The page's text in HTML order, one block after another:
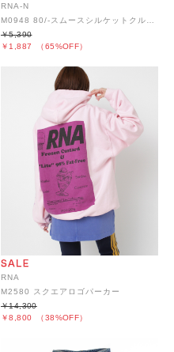
RNA-N
M0948 80/-スムースシルケットクルーネックTシャツ
￥1,887 （65%OFF）
￥5,390
RNA
M2580 スクエアロゴパーカー
￥8,800 （38%OFF）
￥14,300